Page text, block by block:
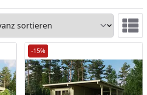
-15%